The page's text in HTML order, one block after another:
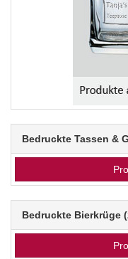
Bedruckte Tassen &
Bedruckte Bierkrüge